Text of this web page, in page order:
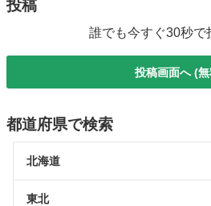
投稿
誰でも今すぐ30秒で
投稿画面へ (
都道府県で検索
北海道
東北